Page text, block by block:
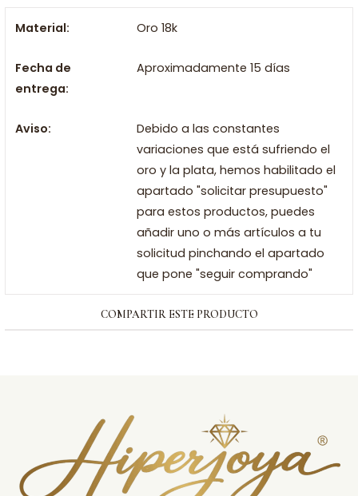
Material: Oro 18k
Fecha de
entrega:
Aproximadamente 15 días
Aviso:
Debido a las constantes
variaciones que está sufriendo el
oro y la plata, hemos habilitado el
apartado "solicitar presupuesto"
para estos productos, puedes
añadir uno o más artículos a tu
solicitud pinchando el apartado
que pone "seguir comprando"
COMPARTIR ESTE PRODUCTO